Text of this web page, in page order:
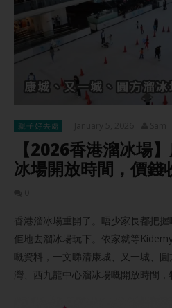
親子好去處
【2026香港溜冰場
冰場開放時間，價錢
香港溜冰場重開了。唔少家長都把
佢地去溜冰場玩下。依家就等
嘅資料，一文睇清康城、又一城、
灣、西九龍中心溜冰場嘅開放時間，